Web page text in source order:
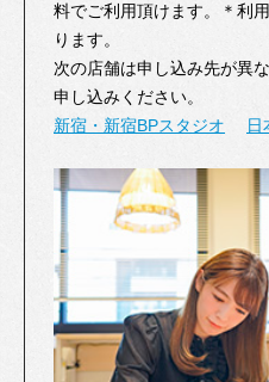
料でご利用頂けます。＊利
ります。
次の店舗は申し込み先が異
申し込みください。
新宿・新宿BPスタジオ
日